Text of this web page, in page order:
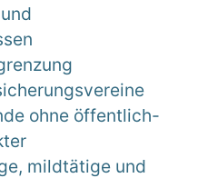
ohne öffentlich-
mildtätige und